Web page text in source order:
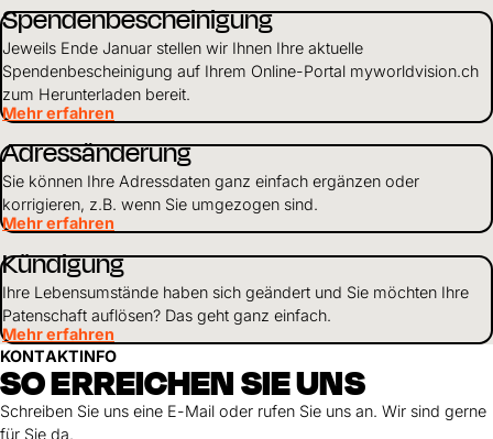
Spendenbescheinigung
Jeweils Ende Januar stellen wir Ihnen Ihre aktuelle
Spendenbescheinigung auf Ihrem Online-Portal myworldvision.ch
zum Herunterladen bereit.
Mehr erfahren
Adressänderung
Sie können Ihre Adressdaten ganz einfach ergänzen oder
korrigieren, z.B. wenn Sie umgezogen sind.
Mehr erfahren
Kündigung
Ihre Lebensumstände haben sich geändert und Sie möchten Ihre
Patenschaft auflösen? Das geht ganz einfach.
Mehr erfahren
KONTAKTINFO
SO ERREICHEN SIE UNS
Schreiben Sie uns eine E-Mail oder rufen Sie uns an. Wir sind gerne
für Sie da.